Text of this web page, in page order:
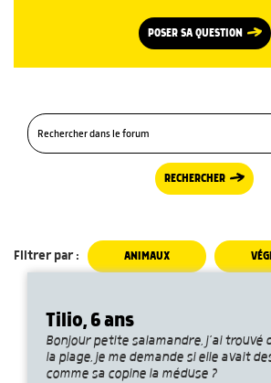
POSER SA QUESTION
RECHERCHER
Filtrer par : ANIMAUX
Tilio, 6 ans
Bonjour petite salamandre, j’ai trouvé
la plage, je me demande si elle avait
comme sa copine la méduse ?